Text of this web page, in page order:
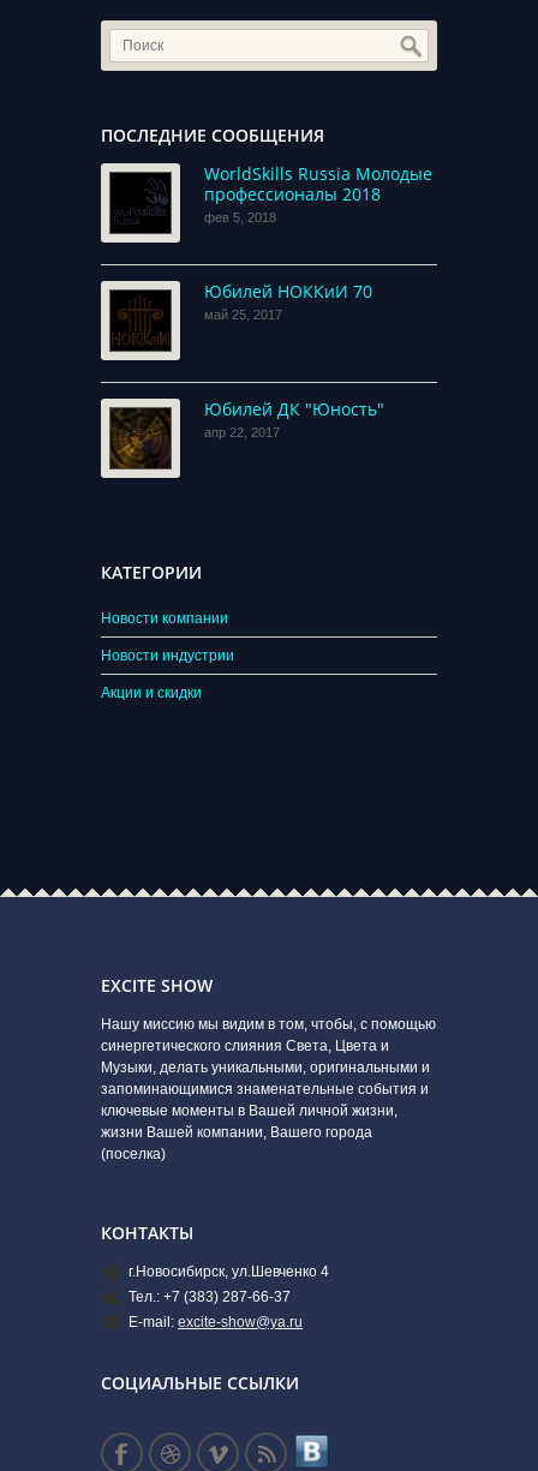
ПОСЛЕДНИЕ СООБЩЕНИЯ
WorldSkills Russia Молодые
профессионалы 2018
фев 5, 2018
Юбилей НОККиИ 70
май 25, 2017
Юбилей ДК "Юность"
апр 22, 2017
КАТЕГОРИИ
Новости компании
Новости индустрии
Акции и скидки
EXCITE SHOW
Нашу миссию мы видим в том, чтобы, с помощью
синергетического слияния Света, Цвета и
Музыки, делать уникальными, оригинальными и
запоминающимися знаменательные события и
ключевые моменты в Вашей личной жизни,
жизни Вашей компании, Вашего города
(поселка)
КОНТАКТЫ
г.Новосибирск, ул.Шевченко 4
Тел.: +7 (383) 287-66-37
E-mail: excite-show@ya.ru
СОЦИАЛЬНЫЕ ССЫЛКИ